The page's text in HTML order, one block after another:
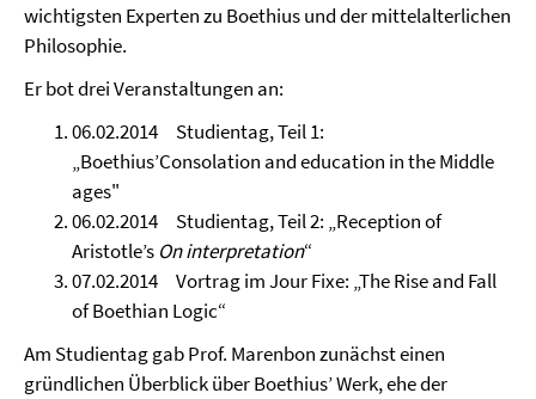
wichtigsten Experten zu Boethius und der mittelalterlichen
Philosophie.
Er bot drei Veranstaltungen an:
06.02.2014 Studientag, Teil 1:
„Boethius’Consolation and education in the Middle
ages"
06.02.2014 Studientag, Teil 2: „Reception of
Aristotle’s On interpretation“
07.02.2014 Vortrag im Jour Fixe: „The Rise and Fall
of Boethian Logic“
Am Studientag gab Prof. Marenbon zunächst einen
gründlichen Überblick über Boethius’ Werk, ehe der